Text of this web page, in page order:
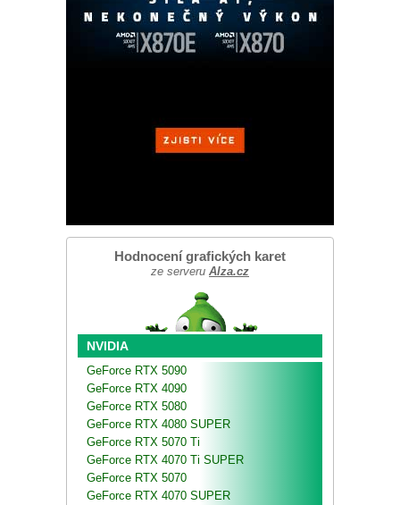
Hodnocení grafických karet
ze serveru Alza.cz
NVIDIA
GeForce RTX 5090
GeForce RTX 4090
GeForce RTX 5080
GeForce RTX 4080 SUPER
GeForce RTX 5070 Ti
GeForce RTX 4070 Ti SUPER
GeForce RTX 5070
GeForce RTX 4070 SUPER